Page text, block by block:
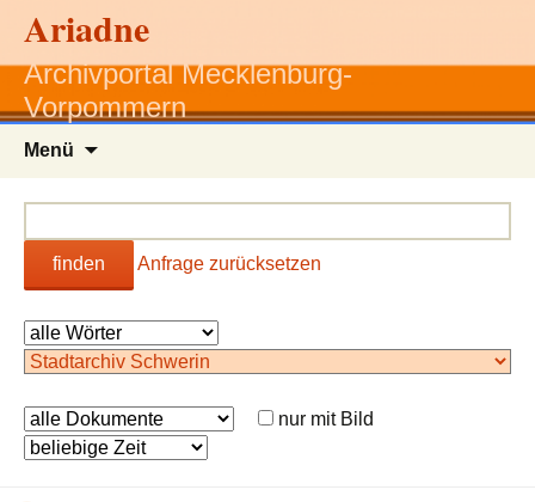
Ariadne
Archivportal Mecklenburg-
Vorpommern
Menü
finden Anfrage zurücksetzen
nur mit Bild